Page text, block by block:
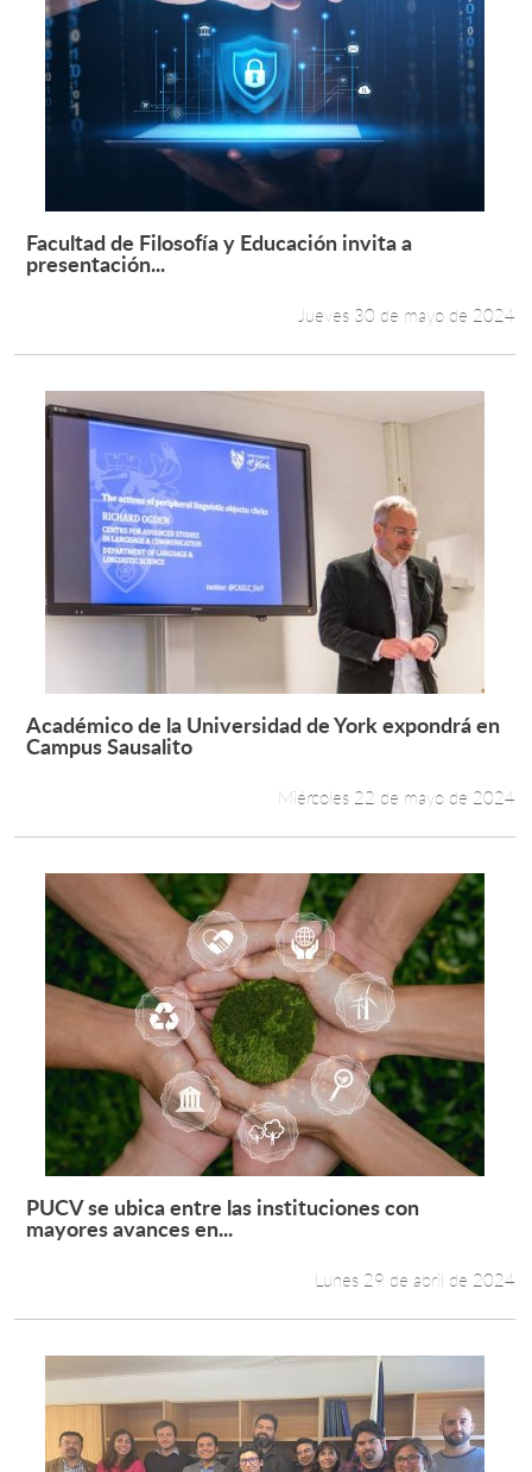
Leer más +
Facultad de Filosofía y Educación invita a
presentación...
Jueves 30 de mayo de 2024
Leer más +
Académico de la Universidad de York expondrá en
Campus Sausalito
Miércoles 22 de mayo de 2024
Leer más +
PUCV se ubica entre las instituciones con
mayores avances en...
Lunes 29 de abril de 2024